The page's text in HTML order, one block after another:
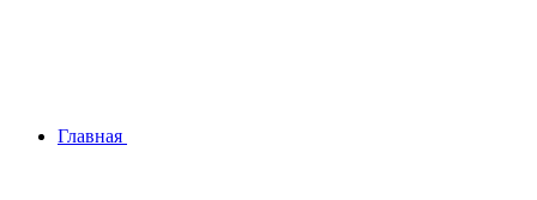
Главная